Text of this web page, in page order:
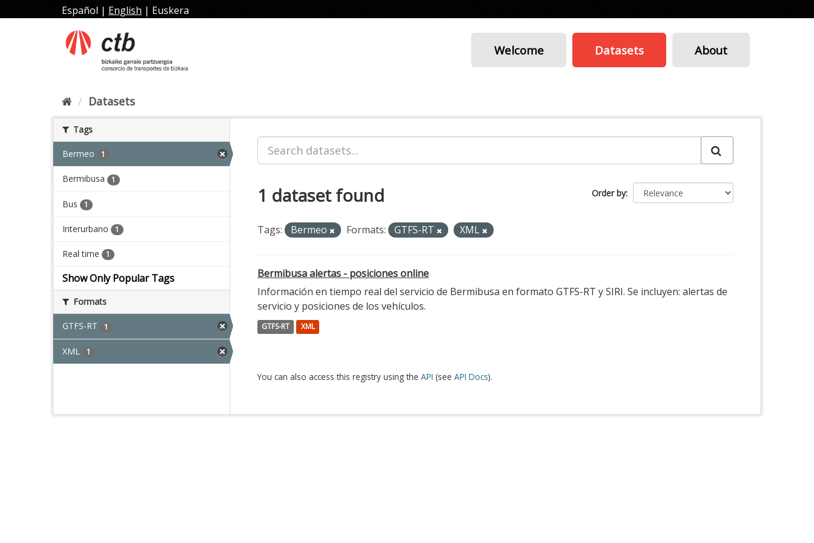
to
Español | English | Euskera
Welcome Datasets About
Datasets
Tags
Bermeo 1
Bermibusa 1
Bus 1
Interurbano 1
Real time 1
Show Only Popular Tags
Formats
GTFS-RT 1
XML 1
Order by
1 dataset found
Tags: Bermeo Formats: GTFS-RT XML
Bermibusa alertas - posiciones online
Información en tiempo real del servicio de Bermibusa en formato GTFS-RT y SIRI. Se incluyen: alertas de
servicio y posiciones de los vehículos.
GTFS-RT XML
You can also access this registry using the API (see API Docs).